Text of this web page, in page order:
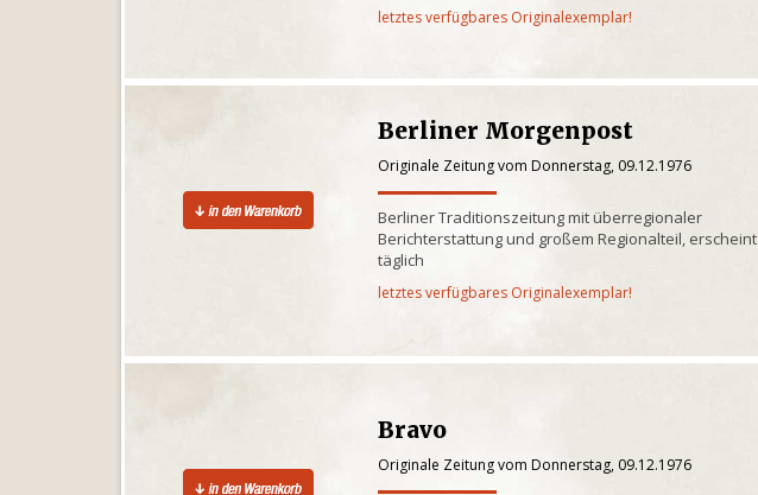
letztes verfügbares Originalexemplar!
Berliner Morgenpost
Originale Zeitung vom Donnerstag, 09.12.1976
Berliner Traditionszeitung mit überregionaler
Berichterstattung und großem Regionalteil, erscheint
täglich
letztes verfügbares Originalexemplar!
Bravo
Originale Zeitung vom Donnerstag, 09.12.1976